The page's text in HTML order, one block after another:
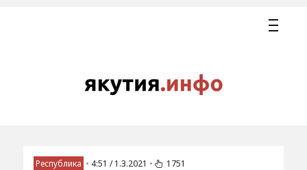
Республика • 4:51 / 1.3.2021 • 1751